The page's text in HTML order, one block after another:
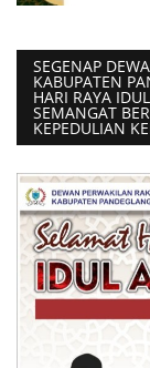
SEGENAP
KABUPATEN
HARI RAYA
SEMANGAT
KEPEDULIAN